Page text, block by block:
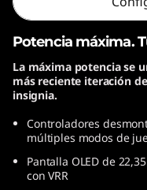
Potencia máxima.
La máxima potencia se
más reciente iteración
insignia.
Controladores
múltiples modos de
Pantalla OLED de
con VRR